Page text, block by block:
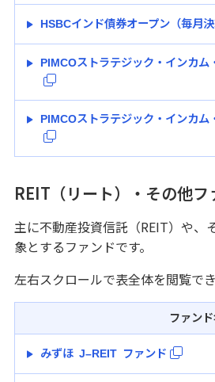
HSBCインド債券オープン（毎月
PIMCOストラテジック・インカ
PIMCOストラテジック・インカ
REIT（リート）・その他フ
主に不動産投資信託（REIT）や、
象とするファンドです。
左右スクロールで表全体を閲覧で
ファン
みずほ J–REIT ファンド